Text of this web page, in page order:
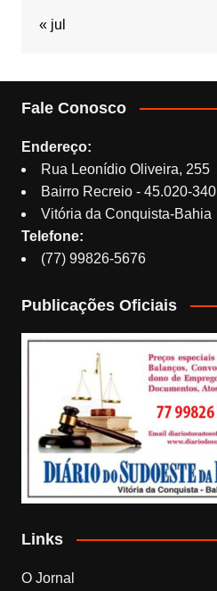
« jul
Fale Conosco
Endereço:
Rua Leonídio Oliveira, 255
Bairro Recreio - 45.020-340
Vitória da Conquista-Bahia
Telefone:
(77) 99826-5676
Publicações Oficiais
Links
O Jornal